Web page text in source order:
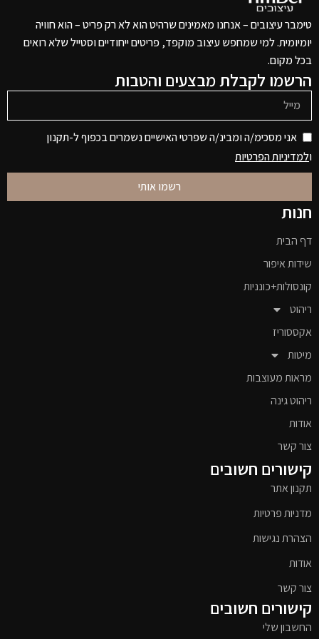
טימבר עיצובים – אנחנו מאמינים שרהיט הוא לא רק פריט – הוא חוויה
יומיומית. למי שמחפש עיצוב מוקפד, פריטים ייחודיים וסטייל שלא רואים
בכל מקום.
הרשמו לקבלת מבצעים והטבות
אני מסכימ/ה ומבינ/ה שפרטי האישיים נשמרים בכפוף ל-תקנון
ולמדיניות הפרטיות
רשמו אותי
חנות
דף הבית
שידות איפור
קונסולות+כונניות
ריהוט
אקססוריז
מיטות
מראות מעוצבות
ריהוט גינה
אודות
צור קשר
קישורים חשובים
תקנון אתר
מדניות פרטיות
הצהרת נגישות
אודות
צור קשר
קישורים חשובים
החשבון שלי